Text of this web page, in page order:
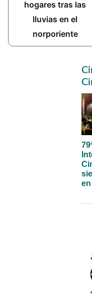
Post:
hogares tras las
lluvias en el
norporiente